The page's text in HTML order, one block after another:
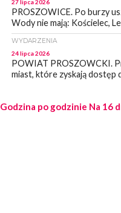
27 lipca 2026
PROSZOWICE. Po burzy
Wody nie mają: Kościelec,
WYDARZENIA
24 lipca 2026
POWIAT PROSZOWCKI.
miast, które zyskają dostęp
23 lipca 2026
POWIAT PROSZOWICE.
Godzina po godzinie Na 16